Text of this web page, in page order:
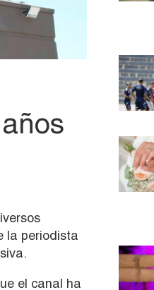
la periodista
el canal ha